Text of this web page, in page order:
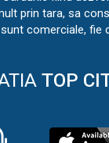
prin tara, sa
comerciale,
TOP